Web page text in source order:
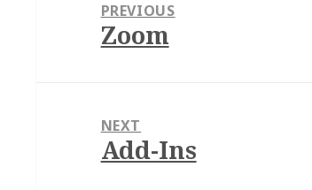
PREVIOUS
Previous
Zoom
NEXT
Next
Add-Ins